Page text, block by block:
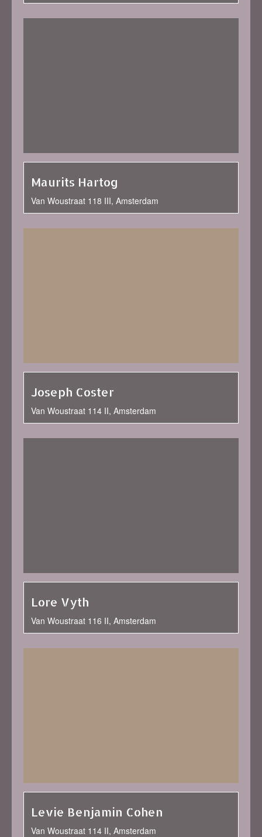
Maurits Hartog
Van Woustraat 118 III, Amsterdam
Joseph Coster
Van Woustraat 114 II, Amsterdam
Lore Vyth
Van Woustraat 116 II, Amsterdam
Levie Benjamin Cohen
Van Woustraat 114 II, Amsterdam